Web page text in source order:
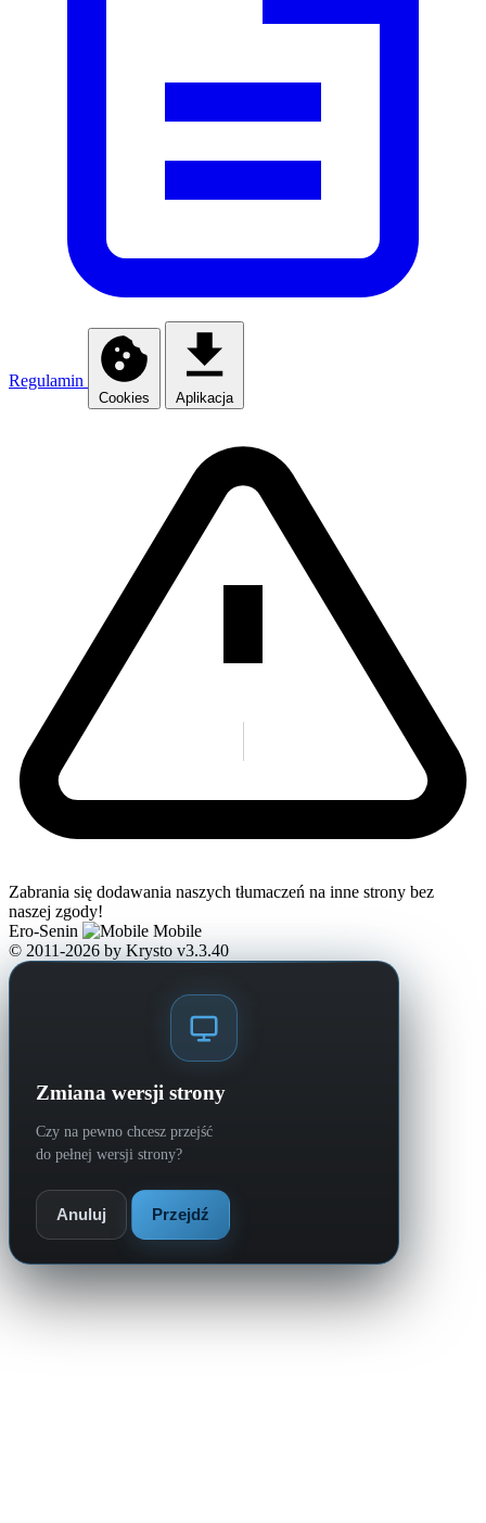
Regulamin
Cookies Aplikacja
Zabrania się dodawania naszych tłumaczeń na inne strony bez
naszej zgody!
Ero-Senin
Mobile
© 2011-2026 by Krysto v3.3.40
Zmiana wersji strony
Czy na pewno chcesz przejść
do pełnej wersji strony?
Anuluj Przejdź